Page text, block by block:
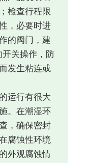
检查行程限
，必要时进
的阀门，建
关操作，防
发生粘连或
运行有很大
。在潮湿环
，确保密封
腐蚀性环境
外观腐蚀情